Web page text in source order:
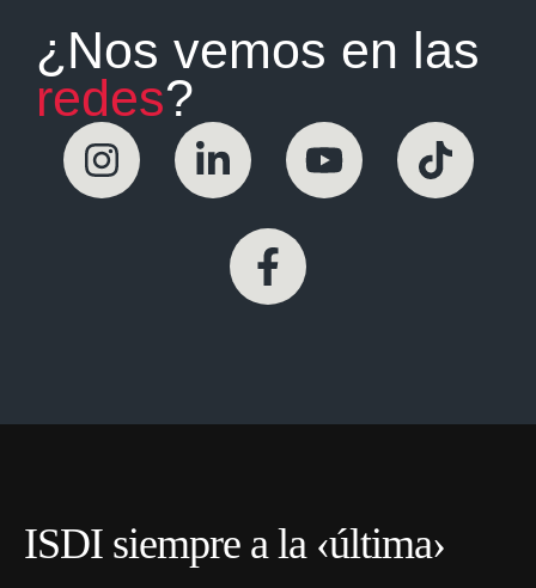
¿Nos vemos en las
redes?
ISDI siempre a la ‹última›